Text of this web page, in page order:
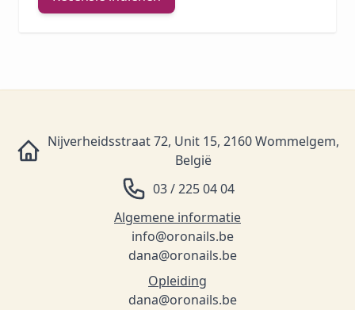
Nijverheidsstraat 72, Unit 15, 2160 Wommelgem,
België
03 / 225 04 04
Algemene informatie
info@oronails.be
dana@oronails.be
Opleiding
dana@oronails.be